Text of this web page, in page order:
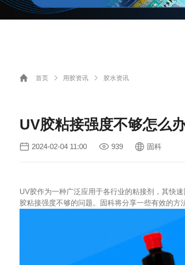
首页 用胶资讯 胶水资讯
UV胶粘接强度不够怎么
2024-02-04 11:00 939 固科
UV胶作为一种广泛应用于各行业的粘接剂，其快
胶粘接强度不够的问题。固科将分享一些有效的方